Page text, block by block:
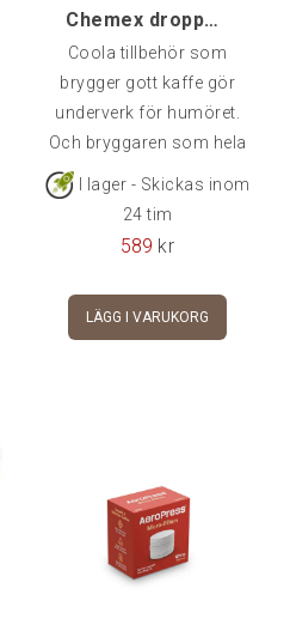
Chemex droppbrygg, 6-kopp
Coola tillbehör som
brygger gott kaffe gör
underverk för humöret.
Och bryggaren som hela
specialkaffevärlden just
bryggare som brygger ett
riktigt rent & gott kaffe.
100 designade produkter.
Chemex lilla fabrik ligger i
Massachusetts USA och
I lager - Skickas inom
24 tim
589 kr
LÄGG I VARUKORG